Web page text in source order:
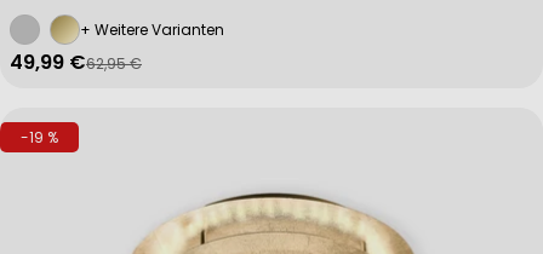
+ Weitere Varianten
Verkaufspreis
49,99 €
Regulärer Preis
62,95 €
-19 %